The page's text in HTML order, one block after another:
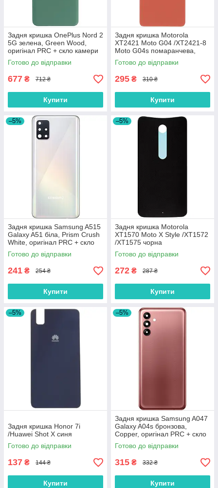
Задня кришка OnePlus Nord 2
5G зелена, Green Wood,
оригінал PRC + скло камери
Готово до відправки
677 ₴ 712 ₴
Купити
Задня кришка Motorola
XT2421 Moto G04 /XT2421-8
Moto G04s помаранчева,
Sunrise Orange, оригінал
PRC
Готово до відправки
295 ₴ 310 ₴
Купити
–5%
Задня кришка Samsung A515
Galaxy A51 біла, Prism Crush
White, оригінал PRC + скло
камери
Готово до відправки
241 ₴ 254 ₴
Купити
–5%
Задня кришка Motorola
XT1570 Moto X Style /XT1572
/XT1575 чорна
Готово до відправки
272 ₴ 287 ₴
Купити
–5%
Задня кришка Honor 7i
/Huawei Shot X синя
Готово до відправки
137 ₴ 144 ₴
Купити
–5%
Задня кришка Samsung A047
Galaxy A04s бронзова,
Copper, оригінал PRC + скло
камери
Готово до відправки
315 ₴ 332 ₴
Купити